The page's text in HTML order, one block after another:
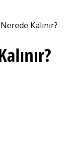
Kalınır?